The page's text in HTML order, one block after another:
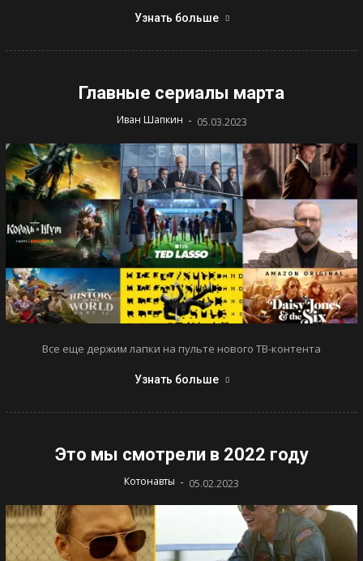
Узнать больше
Главные сериалы марта
Иван Шапкин - 05.03.2023
Все еще держим лапки на пульте нового ТВ-контента
Узнать больше
Это мы смотрели в 2022 году
Котонавты - 05.02.2023